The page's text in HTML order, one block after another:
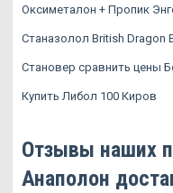
Оксиметалон + Пропик
Станазолол British Dragon
Становер сравнить цены
Купить Либол 100 Киров
Отзывы наших
Анаполон